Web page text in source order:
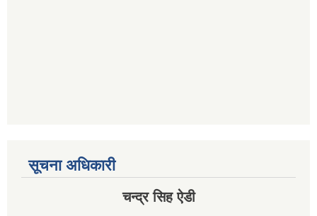
सूचना अधिकारी
चन्द्र सिह ऐडी